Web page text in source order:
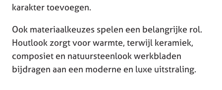
karakter toevoegen.
Ook materiaalkeuzes spelen een belangrijke rol.
Houtlook zorgt voor warmte, terwijl keramiek,
composiet en natuursteenlook werkbladen
bijdragen aan een moderne en luxe uitstraling.